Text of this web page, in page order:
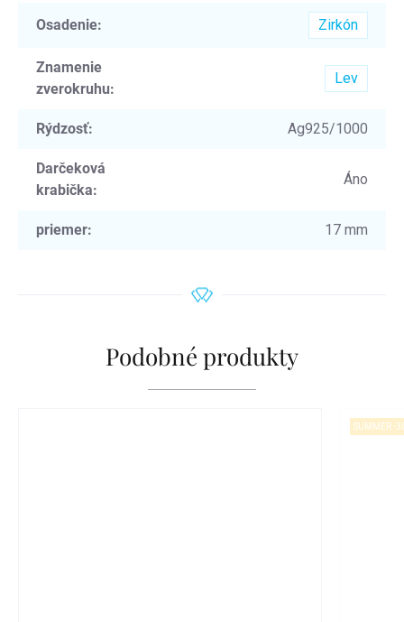
Osadenie: Zirkón
Znamenie
zverokruhu:
Lev
Rýdzosť: Ag925/1000
Darčeková
krabička:
Áno
priemer: 17 mm
Podobné produkty
SUMMER -